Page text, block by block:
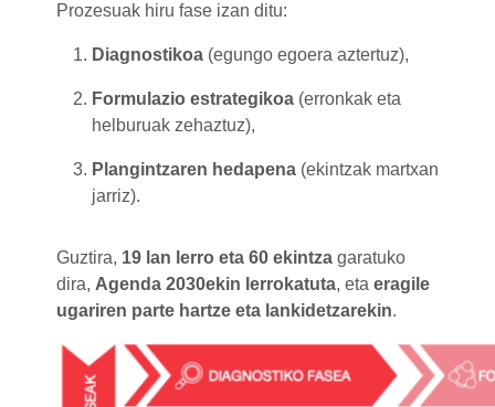
Prozesuak hiru fase izan ditu:
Diagnostikoa(egungo egoera aztertuz),
Formulazio estrategikoa(erronkak eta
helburuak zehaztuz),
Plangintzaren hedapena(ekintzak martxan
jarriz).
Guztira, 19 lan lerro eta 60 ekintzagaratuko
dira, Agenda 2030ekin lerrokatuta, eta eragile
ugariren parte hartze eta lankidetzarekin.